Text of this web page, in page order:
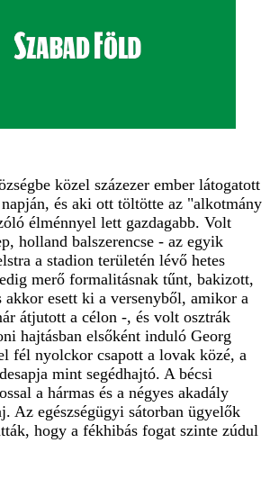
közel százezer ember látogatott
és aki ott töltötte az "alkotmány
élménnyel lett gazdagabb. Volt
holland balszerencse - az egyik
a stadion területén lévő hetes
merő formalitásnak tűnt, bakizott,
akkor esett ki a versenyből, amikor a
átjutott a célon -, és volt osztrák
hajtásban elsőként induló Georg
fél nyolckor csapott a lovak közé, a
mint segédhajtó. A bécsi
a hármas és a négyes akadály
Az egészségügyi sátorban ügyelők
hogy a fékhibás fogat szinte zúdul